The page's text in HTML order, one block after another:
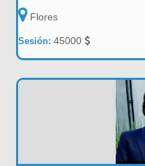
Flores
Sesión:45000